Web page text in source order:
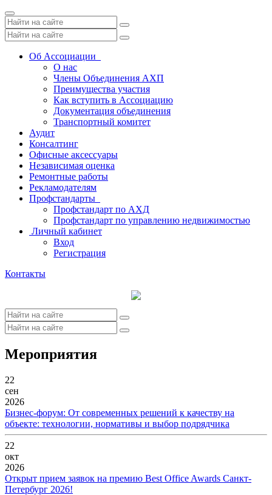
Toggle
navigation
Об Ассоциации
О нас
Члены Объединения АХП
Преимущества участия
Как вступить в Ассоциацию
Документация объединения
Транспортный комитет
Аудит
Консалтинг
Офисные аксессуары
Независимая оценка
Ремонтные работы
Рекламодателям
Профстандарты
Профстандарт по АХД
Профстандарт по управлению недвижимостью
Личный кабинет
Вход
Регистрация
Контакты
Мероприятия
22
сен
2026
Бизнес-форум: От современных решений к качеству на
объекте: технологии, нормативы и выбор подрядчика
22
окт
2026
Открыт прием заявок на премию Best Office Awards Санкт-
Петербург 2026!